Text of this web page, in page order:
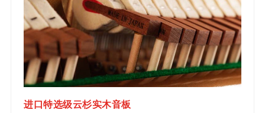
进口特选级云杉实木音板